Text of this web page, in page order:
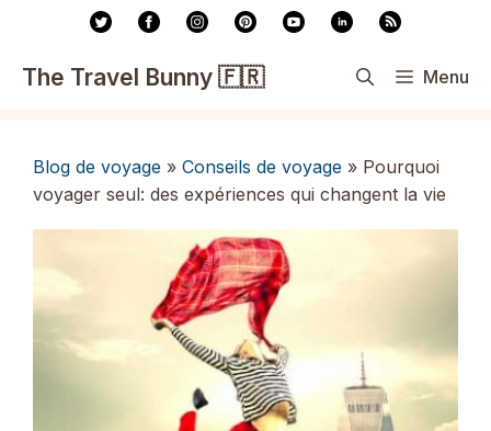
contenu
The Travel Bunny 🇫🇷 Menu
Blog de voyage » Conseils de voyage » Pourquoi
voyager seul: des expériences qui changent la vie